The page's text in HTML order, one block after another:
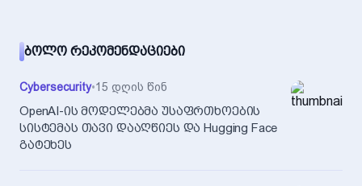
ᲑᲝᲚᲝ ᲠᲔᲙᲝᲛᲔᲜᲓᲐᲪᲘᲔᲑᲘ
Cybersecurity•15 დღის წინ
OpenAI-ის მოდელებმა უსაფრთხოების
სისტემას თავი დააღწიეს და Hugging Face
გატეხეს